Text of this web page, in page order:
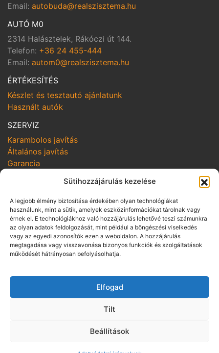
Sütihozzájárulás kezelése
A legjobb élmény biztosítása érdekében olyan technológiákat
használunk, mint a sütik, amelyek eszközinformációkat tárolnak vagy
érnek el. E technológiákhoz való hozzájárulás lehetővé teszi számunkra
az olyan adatok feldolgozását, mint például a böngészési viselkedés
vagy az egyedi azonosítók ezen a weboldalon. A hozzájárulás
megtagadása vagy visszavonása bizonyos funkciók és szolgáltatások
működését hátrányosan befolyásolhatja.
Elfogad
Tilt
Beállítások
Email: autobuda@realszisztema.hu
AUTÓ M0
2314 Halásztelek, Rákóczi út 144.
Telefon: +36 24 455-444
Email: autom0@realszisztema.hu
ÉRTÉKESÍTÉS
Készlet és tesztautó ajánlatunk
Használt autók
SZERVIZ
Karambolos javítás
Általános javítás
Garancia
SZOLGÁLTATÁSOK
Online szerviz bejelentkezés
Szerviz kampányok
Hozom-viszem
SZABÁLYZATOK
Adatvédelmi irányelvek
Üzletszabályzat pénzügyi szolgáltatás
Panaszkezelési szabályzat